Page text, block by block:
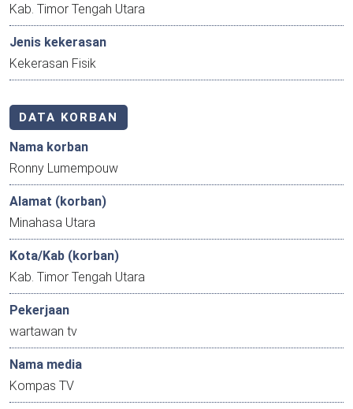
Kab. Timor Tengah Utara
Jenis kekerasan
Kekerasan Fisik
DATA KORBAN
Nama korban
Ronny Lumempouw
Alamat (korban)
Minahasa Utara
Kota/Kab (korban)
Kab. Timor Tengah Utara
Pekerjaan
wartawan tv
Nama media
Kompas TV